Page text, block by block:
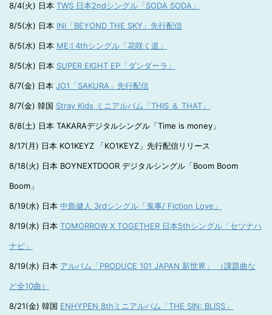
8/4(火) 日本 TWS 日本2ndシングル「SODA SODA」
8/5(水) 日本 INI「BEYOND THE SKY」先行配信
8/5(水) 日本 ME:I 4thシングル「花咲く道」
8/5(水) 日本 SUPER EIGHT EP「ダンダーラ」
8/7(金) 日本 JO1「SAKURA」先行配信
8/7(金) 韓国 Stray Kids ミニアルバム「THIS ＆ THAT」
8/8(土) 日本 TAKARAデジタルシングル「Time is money」
8/17(月) 日本 KO1KEYZ 「KO1KEYZ」先行配信リリース
8/18(火) 日本 BOYNEXTDOOR デジタルシングル「Boom Boom
Boom」
8/19(水) 日本 中島健人 3rdシングル「鬼事/ Fiction Love」
8/19(水) 日本 TOMORROW X TOGETHER 日本5thシングル「セツナハ
ナビ」
8/19(水) 日本 アルバム「PRODUCE 101 JAPAN 新世界」 （課題曲な
ど全10曲）
8/21(金) 韓国 ENHYPEN 8thミニアルバム「THE SIN: BLISS」